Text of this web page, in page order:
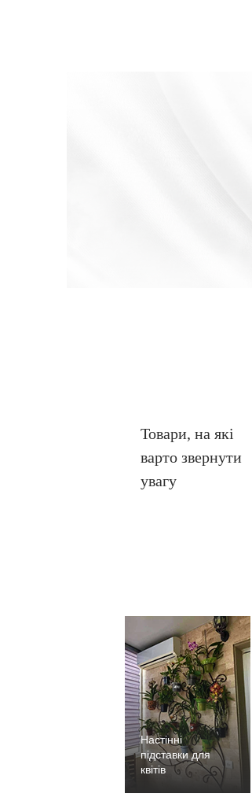
Товари, на які
варто звернути
увагу
Настінні
підставки для
квітів